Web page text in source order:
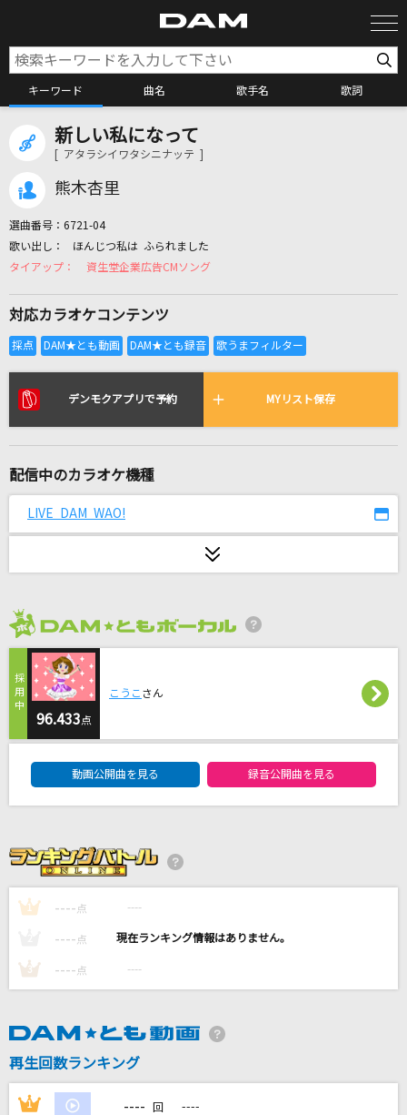
キーワード 曲名 歌手名 歌詞
カラオケ検索
カラオケリクエスト
リアルタイムで歌われている曲の一覧
unravel
ドーナツホール
ハチ/米津玄師
[生音]エロティカ・セブン EROTICA SEVEN
サザンオールスターズ
ドレミファだいじょーぶ
B.B.クィーンズ(B.B.QUEENS)
[生音]天城越え
石川さゆり
Vaundy
UNDEAD
[生音]LIFE～目の前の向こうへ～
SUPER EIGHT
[生音]サウダージ
ポルノグラフィティ
新しい私になって
[ アタラシイワタシニナッテ ]
熊木杏里
選曲番号： 6721-04
ほんじつ私は ふられました
資生堂企業広告CMソング
対応カラオケコンテンツ
デンモクアプリで予約 MYリスト保存
配信中のカラオケ機種
LIVE DAM WAO!
96.433点
こうこ さん
動画公開曲を見る 録音公開曲を見る
1 ---- 点 ----
---- 点 ----
3 ---- 点 ----
再生回数ランキング
1 ---- 回 ----